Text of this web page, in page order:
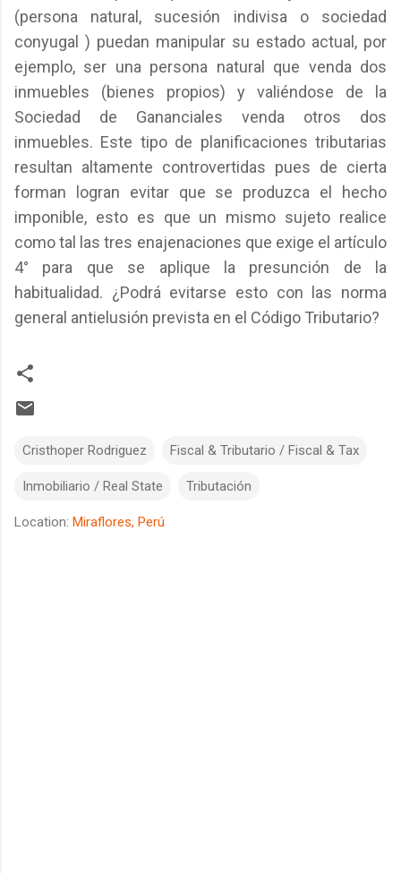
(persona natural, sucesión indivisa o sociedad
conyugal ) puedan manipular su estado actual, por
ejemplo, ser una persona natural que venda dos
inmuebles (bienes propios) y valiéndose de la
Sociedad de Gananciales venda otros dos
inmuebles. Este tipo de planificaciones tributarias
resultan altamente controvertidas pues de cierta
forman logran evitar que se produzca el hecho
imponible, esto es que un mismo sujeto realice
como tal las tres enajenaciones que exige el artículo
4° para que se aplique la presunción de la
habitualidad. ¿Podrá evitarse esto con las norma
general antielusión prevista en el Código Tributario?
Cristhoper Rodriguez Fiscal & Tributario / Fiscal & Tax
Inmobiliario / Real State Tributación
Location: Miraflores, Perú